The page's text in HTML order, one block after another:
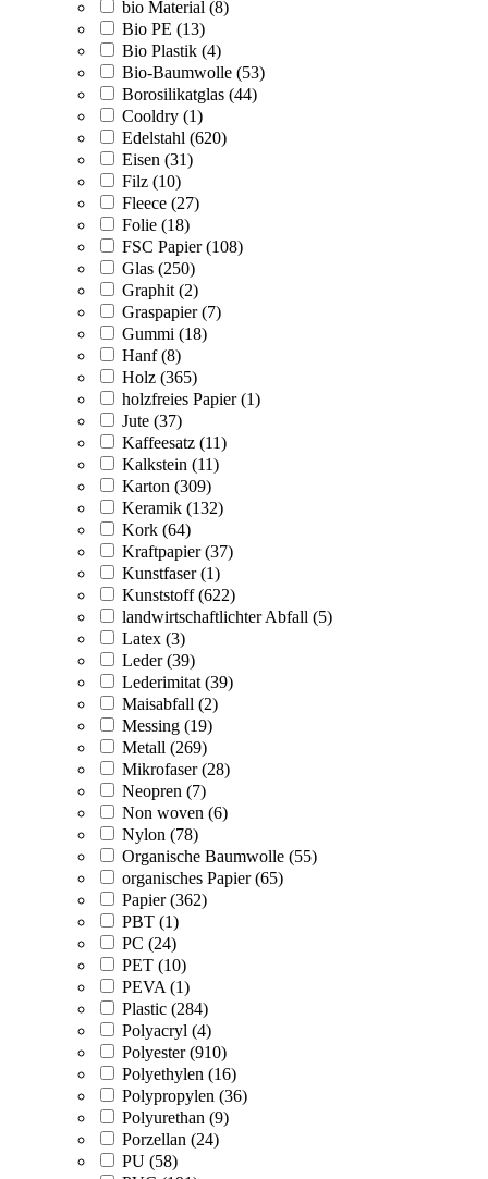
bio Material (8)
Bio PE (13)
Bio Plastik (4)
Bio-Baumwolle (53)
Borosilikatglas (44)
Cooldry (1)
Edelstahl (620)
Eisen (31)
Filz (10)
Fleece (27)
Folie (18)
FSC Papier (108)
Glas (250)
Graphit (2)
Graspapier (7)
Gummi (18)
Hanf (8)
Holz (365)
holzfreies Papier (1)
Jute (37)
Kaffeesatz (11)
Kalkstein (11)
Karton (309)
Keramik (132)
Kork (64)
Kraftpapier (37)
Kunstfaser (1)
Kunststoff (622)
landwirtschaftlichter Abfall (5)
Latex (3)
Leder (39)
Lederimitat (39)
Maisabfall (2)
Messing (19)
Metall (269)
Mikrofaser (28)
Neopren (7)
Non woven (6)
Nylon (78)
Organische Baumwolle (55)
organisches Papier (65)
Papier (362)
PBT (1)
PC (24)
PET (10)
PEVA (1)
Plastic (284)
Polyacryl (4)
Polyester (910)
Polyethylen (16)
Polypropylen (36)
Polyurethan (9)
Porzellan (24)
PU (58)